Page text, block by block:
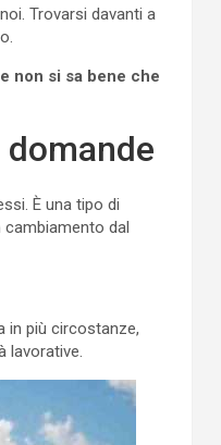
Trovarsi davanti a
non si sa bene che
È una tipo di
dal
in più circostanze,
lavorative.